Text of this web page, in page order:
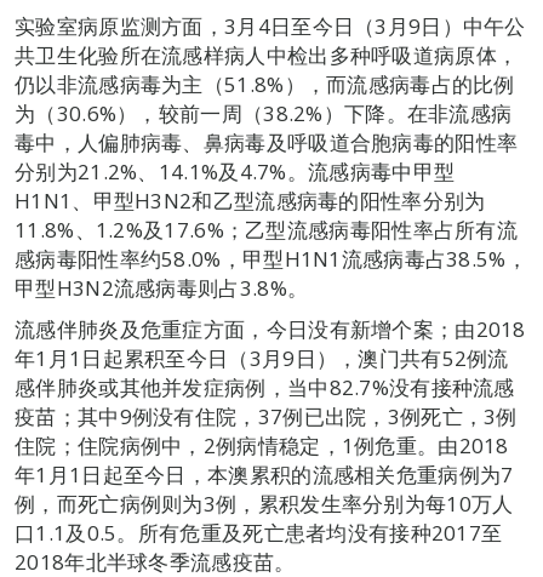
实验室病原监测方面，3月4日至今日（3月9日）中午公
共卫生化验所在流感样病人中检出多种呼吸道病原体，
仍以非流感病毒为主（51.8%），而流感病毒占的比例
为（30.6%），较前一周（38.2%）下降。在非流感病
毒中，人偏肺病毒、鼻病毒及呼吸道合胞病毒的阳性率
分别为21.2%、14.1%及4.7%。流感病毒中甲型
H1N1、甲型H3N2和乙型流感病毒的阳性率分别为
11.8%、1.2%及17.6%；乙型流感病毒阳性率占所有流
感病毒阳性率约58.0%，甲型H1N1流感病毒占38.5%，
甲型H3N2流感病毒则占3.8%。
流感伴肺炎及危重症方面，今日没有新增个案；由2018
年1月1日起累积至今日（3月9日），澳门共有52例流
感伴肺炎或其他并发症病例，当中82.7%没有接种流感
疫苗；其中9例没有住院，37例已出院，3例死亡，3例
住院；住院病例中，2例病情稳定，1例危重。由2018
年1月1日起至今日，本澳累积的流感相关危重病例为7
例，而死亡病例则为3例，累积发生率分别为每10万人
口1.1及0.5。所有危重及死亡患者均没有接种2017至
2018年北半球冬季流感疫苗。